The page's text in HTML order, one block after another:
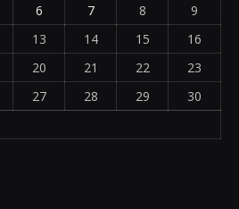
6 7 8
9
13 14 15
16
20 21 22
23
27 28 29
30